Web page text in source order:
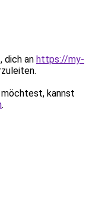
dich an https://my-
kannst
.